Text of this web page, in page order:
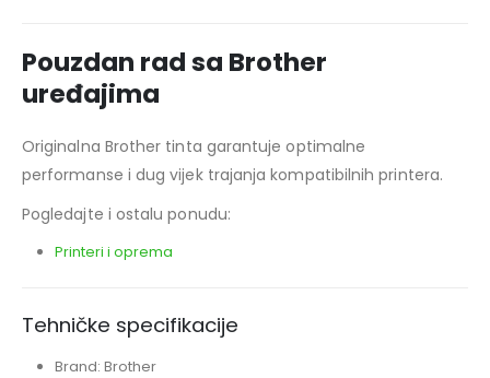
Pouzdan rad sa Brother
uređajima
Originalna Brother tinta garantuje optimalne
performanse i dug vijek trajanja kompatibilnih printera.
Pogledajte i ostalu ponudu:
Printeri i oprema
Tehničke specifikacije
Brand: Brother